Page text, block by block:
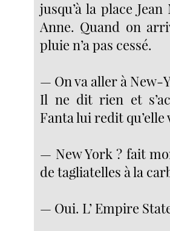
jusqu’à la place
Anne. Quand on
pluie n’a pas cessé.
— On va aller à New-
Il ne dit rien et
Fanta lui redit qu’elle
— New York ? fait
de tagliatelles à la
— Oui. L’ Empire